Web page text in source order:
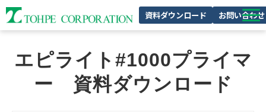
資料ダウンロード お問い合わせ
私たちの強み
企業情報
エピライト#1000プライマ
ー　資料ダウンロード